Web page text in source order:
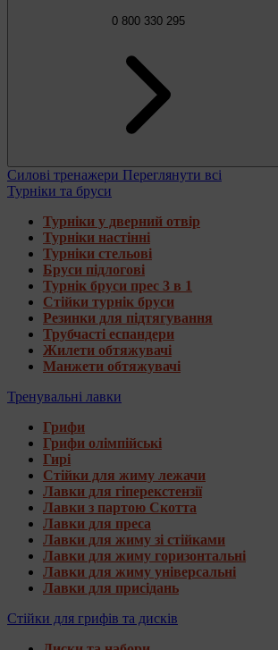
0 800 330 295
Силові тренажери Переглянути всі
Турніки та бруси
Турніки у дверний отвір
Турніки настінні
Турніки стельові
Бруси підлогові
Турнік бруси прес 3 в 1
Стійки турнік бруси
Резинки для підтягування
Трубчасті еспандери
Жилети обтяжувачі
Манжети обтяжувачі
Тренувальні лавки
Грифи
Грифи олімпійські
Гирі
Стійки для жиму лежачи
Лавки для гіперекстензії
Лавки з партою Скотта
Лавки для преса
Лавки для жиму зі стійками
Лавки для жиму горизонтальні
Лавки для жиму універсальні
Лавки для присідань
Стійки для грифів та дисків